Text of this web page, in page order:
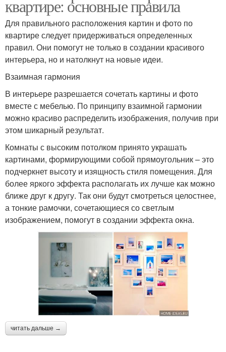
квартире: основные правила
Для правильного расположения картин и фото по
квартире следует придерживаться определенных
правил. Они помогут не только в создании красивого
интерьера, но и натолкнут на новые идеи.
Взаимная гармония
В интерьере разрешается сочетать картины и фото
вместе с мебелью. По принципу взаимной гармонии
можно красиво распределить изображения, получив при
этом шикарный результат.
Комнаты с высоким потолком принято украшать
картинами, формирующими собой прямоугольник – это
подчеркнет высоту и изящность стиля помещения. Для
более яркого эффекта располагать их лучше как можно
ближе друг к другу. Так они будут смотреться целостнее,
а тонкие рамочки, сочетающиеся со светлым
изображением, помогут в создании эффекта окна.
читать дальше →